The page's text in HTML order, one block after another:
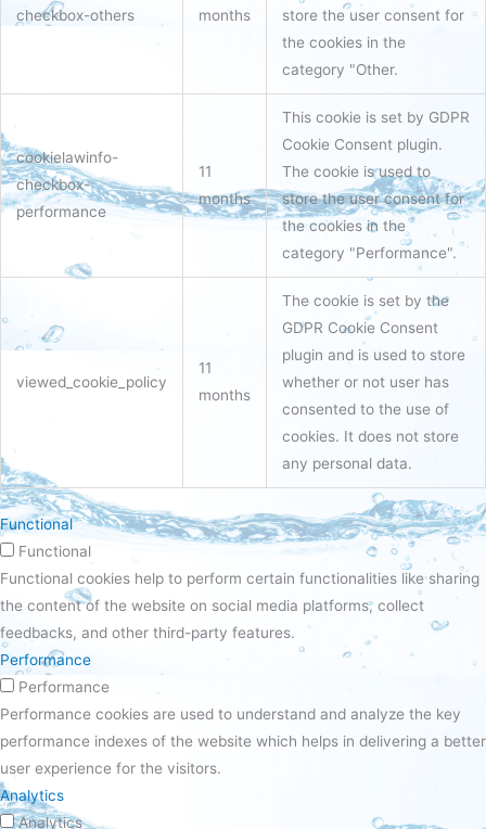
checkbox-others
months
store the user consent for
the cookies in the
category "Other.
cookielawinfo-
checkbox-
performance
11
months
This cookie is set by GDPR
Cookie Consent plugin.
The cookie is used to
store the user consent for
the cookies in the
category "Performance".
viewed_cookie_policy
11
months
The cookie is set by the
GDPR Cookie Consent
plugin and is used to store
whether or not user has
consented to the use of
cookies. It does not store
any personal data.
Functional
Functional
Functional cookies help to perform certain functionalities like sharing
the content of the website on social media platforms, collect
feedbacks, and other third-party features.
Performance
Performance
Performance cookies are used to understand and analyze the key
performance indexes of the website which helps in delivering a better
user experience for the visitors.
Analytics
Analytics